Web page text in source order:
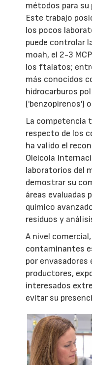
métodos para
Este trabajo
los pocos
puede controlar
moah, el 2-3
los ftalatos;
más conocidos
hidrocarburos
('benzopirenos')
La competencia
respecto de los
ha valido el
Oleícola
laboratorios del
demostrar su
áreas evaluadas
químico
residuos y
A nivel
contaminantes
por envasadores
productores,
interesados
evitar su